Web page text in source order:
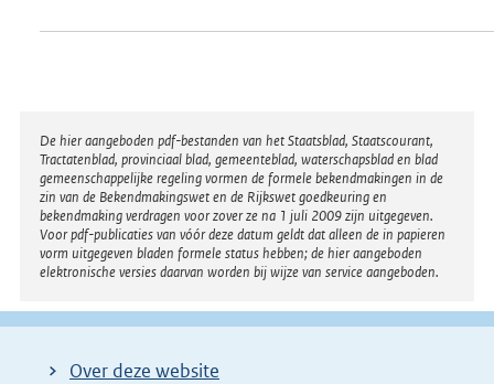
Disclaimer
De hier aangeboden pdf-bestanden van het Staatsblad, Staatscourant,
Tractatenblad, provinciaal blad, gemeenteblad, waterschapsblad en blad
gemeenschappelijke regeling vormen de formele bekendmakingen in de
zin van de Bekendmakingswet en de Rijkswet goedkeuring en
bekendmaking verdragen voor zover ze na 1 juli 2009 zijn uitgegeven.
Voor pdf-publicaties van vóór deze datum geldt dat alleen de in papieren
vorm uitgegeven bladen formele status hebben; de hier aangeboden
elektronische versies daarvan worden bij wijze van service aangeboden.
Over deze website